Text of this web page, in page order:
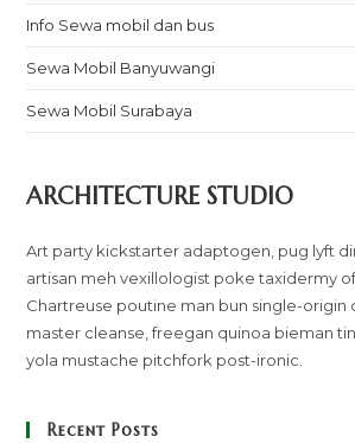
Info Sewa mobil dan bus
Sewa Mobil Banyuwangi
Sewa Mobil Surabaya
ARCHITECTURE STUDIO
Art party kickstarter adaptogen, pug lyft
artisan meh vexillologist poke taxidermy
Chartreuse poutine man bun single-origin
master cleanse, freegan quinoa bieman
yola mustache pitchfork post-ironic.
Recent Posts